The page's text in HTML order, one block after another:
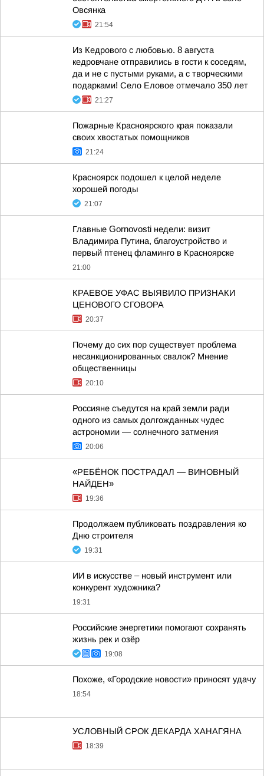
Овсянка
21:54
Из Кедрового с любовью. 8 августа
кедровчане отправились в гости к соседям,
да и не с пустыми руками, а с творческими
подарками! Село Еловое отмечало 350 лет
21:27
Пожарные Красноярского края показали
своих хвостатых помощников
21:24
Красноярск подошел к целой неделе
хорошей погоды
21:07
Главные Gornovosti недели: визит
Владимира Путина, благоустройство и
первый птенец фламинго в Красноярске
21:00
КРАЕВОЕ УФАС ВЫЯВИЛО ПРИЗНАКИ
ЦЕНОВОГО СГОВОРА
20:37
Почему до сих пор существует проблема
несанкционированных свалок? Мнение
общественницы
20:10
Россияне съедутся на край земли ради
одного из самых долгожданных чудес
астрономии — солнечного затмения
20:06
«РЕБЁНОК ПОСТРАДАЛ — ВИНОВНЫЙ
НАЙДЕН»
19:36
Продолжаем публиковать поздравления ко
Дню строителя
19:31
ИИ в искусстве – новый инструмент или
конкурент художника?
19:31
Российские энергетики помогают сохранять
жизнь рек и озёр
19:08
Похоже, «Городские новости» приносят удачу
18:54
УСЛОВНЫЙ СРОК ДЕКАРДА ХАНАГЯНА
18:39